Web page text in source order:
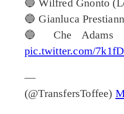
🔵 Wilfred Gnonto
🔵 Gianluca
🔵 Che
pic.twitter.com/
—
(@TransfersToffee)